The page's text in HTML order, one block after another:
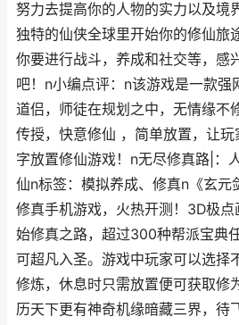
努力去提高你的人物的实力以及境
独特的仙侠全球里开始你的修仙旅
你要进行战斗，养成和社交等，感
吧！n小编点评：n该游戏是一款强
道侣，师徒在规划之中，无情缘不
传授，快意修仙 ，简单放置，让
字放置修仙游戏！n无尽修真路|：
仙n标签：模拟养成、修真n《玄元
修真手机游戏，火热开测！3D极
始修真之路，超过300种帮派宝典
可超凡入圣。游戏中玩家可以选择
修炼，休息时只需放置便可获取修
历天下更有神奇机缘暗藏三界，待